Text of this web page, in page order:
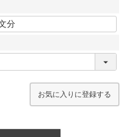
お気に入りに登録する